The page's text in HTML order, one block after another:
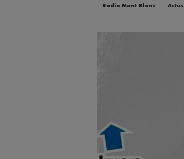
Radio Mont Blanc Actus